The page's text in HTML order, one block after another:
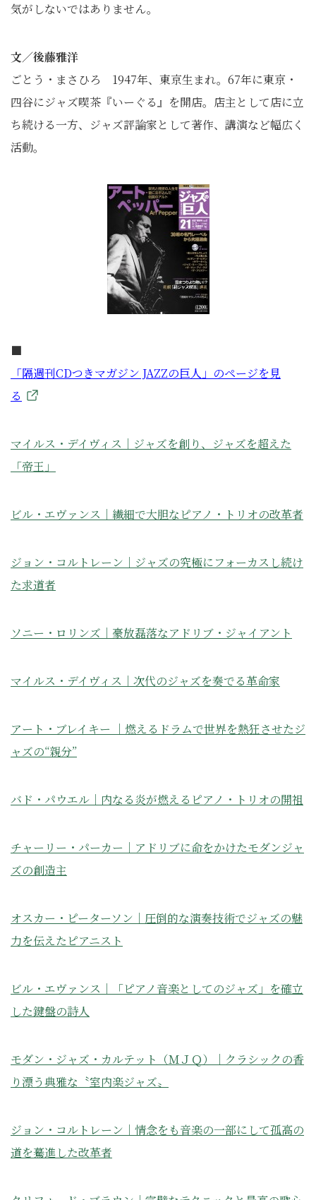
気がしないではありません。
文／後藤雅洋
ごとう・まさひろ 1947年、東京生まれ。67年に東京・
四谷にジャズ喫茶『いーぐる』を開店。店主として店に立
ち続ける一方、ジャズ評論家として著作、講演など幅広く
活動。
■
「隔週刊CDつきマガジン JAZZの巨人」のページを見
る
マイルス・デイヴィス｜ジャズを創り、ジャズを超えた
「帝王」
ビル・エヴァンス｜繊細で大胆なピアノ・トリオの改革者
ジョン・コルトレーン｜ジャズの究極にフォーカスし続け
た求道者
ソニー・ロリンズ｜豪放磊落なアドリブ・ジャイアント
マイルス・デイヴィス｜次代のジャズを奏でる革命家
アート・ブレイキー ｜燃えるドラムで世界を熱狂させたジ
ャズの“親分”
バド・パウエル｜内なる炎が燃えるピアノ・トリオの開祖
チャーリー・パーカー｜アドリブに命をかけたモダンジャ
ズの創造主
オスカー・ピーターソン｜圧倒的な演奏技術でジャズの魅
力を伝えたピアニスト
ビル・エヴァンス｜「ピアノ音楽としてのジャズ」を確立
した鍵盤の詩人
モダン・ジャズ・カルテット（ＭＪＱ）｜クラシックの香
り漂う典雅な〝室内楽ジャズ〟
ジョン・コルトレーン｜情念をも音楽の一部にして孤高の
道を驀進した改革者